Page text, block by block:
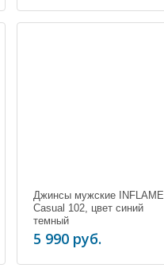
Джинсы мужские INFLAME
Casual 102, цвет синий
темный
5 990 руб.